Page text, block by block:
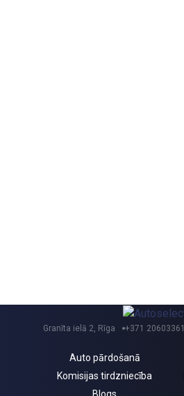
Granīta ielā 2, Rīga +371 20603361
Auto pārdošanā
Komisijas tirdzniecība
Blogs